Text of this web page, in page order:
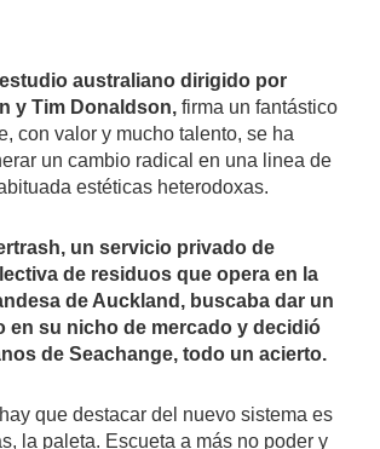
australiano dirigido por
y Tim Donaldson, firma un fantástico
con valor y mucho talento, se ha
un cambio radical en una linea de
estéticas heterodoxas.
un servicio privado de
de residuos que opera en la
de Auckland, buscaba dar un
en su nicho de mercado y decidió
de Seachange, todo un acierto.
que destacar del nuevo sistema es
la paleta. Escueta a más no poder y